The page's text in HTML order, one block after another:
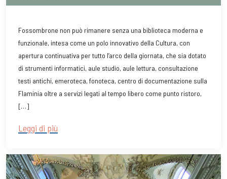
Fossombrone non può rimanere senza una biblioteca moderna e
funzionale, intesa come un polo innovativo della Cultura, con
apertura continuativa per tutto l’arco della giornata, che sia dotato
di strumenti informatici, aule studio, aule lettura, consultazione
testi antichi, emeroteca, fonoteca, centro di documentazione sulla
Flaminia oltre a servizi legati al tempo libero come punto ristoro,
[…]
Leggi di più